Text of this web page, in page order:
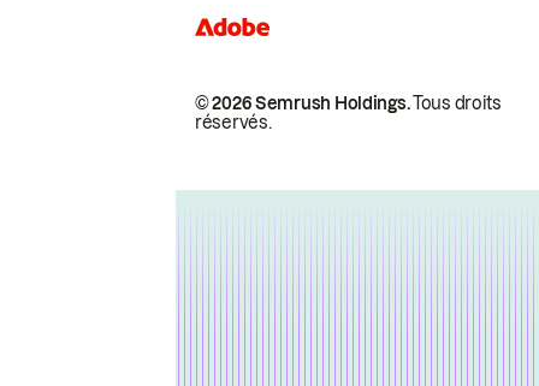
© 2026 Semrush Holdings.Tous droits
réservés.